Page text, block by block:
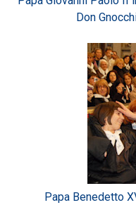
Don
Papa Benedetto